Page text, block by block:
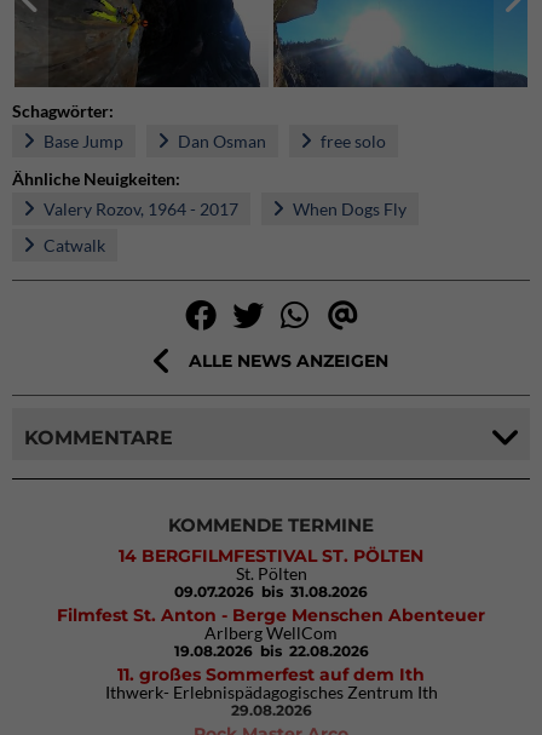
Schagwörter:
Base Jump
Dan Osman
free solo
Ähnliche Neuigkeiten:
Valery Rozov, 1964 - 2017
When Dogs Fly
Catwalk
ALLE NEWS ANZEIGEN
KOMMENTARE
KOMMENDE TERMINE
14 BERGFILMFESTIVAL ST. PÖLTEN
St. Pölten
09.07.2026 bis 31.08.2026
Filmfest St. Anton - Berge Menschen Abenteuer
Arlberg WellCom
19.08.2026 bis 22.08.2026
11. großes Sommerfest auf dem Ith
Ithwerk- Erlebnispädagogisches Zentrum Ith
29.08.2026